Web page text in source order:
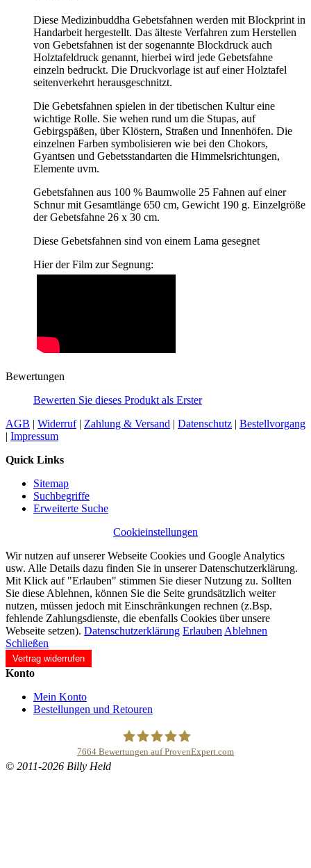
Diese Medizinbuddha Gebetsfahnen werden mit Blockprint in
Handarbeit hergestellt. Das älteste Verfahren zum Herstellen
von Gebetsfahnen ist der sogenannte Blockdruck auch
Holztafeldruck genannt, hierbei wird jede Gebetsfahne
einzeln bedruckt. Die Druckvorlage ist auf einer Holztafel
seitenverkehrt herausgeschnitzt.
Die Gebetsfahnen spielen in der tibetischen Kultur eine
wichtige Rolle. Sie wehen rund um die Stupas, auf
Gebirgspäßen, über Klöstern, Straßen und Innenhöfen. Die
einzelnen Farben symbolisieren wie bei den Chokors,
Gyantsen und Gebetsstandarten die Himmelsrichtungen,
Elemente uvm.
Gebetsfahnen aus 100 % Baumwolle 25 Fahnen auf einer
Schnur mit Gesamtlänge 650 cm, Gewicht 190 g. Einzelgröße
der Gebetsfahne 26 x 30 cm.
Diese Gebetsfahnen sind von einem Lama gesegnet
Hier der Film zur Segnung:
Bewertungen
Bewerten Sie dieses Produkt als Erster
AGB | Widerruf| Zahlung & Versand | Datenschutz | Bestellvorgang
| Impressum
Quick Links
Sitemap
Suchbegriffe
Erweiterte Suche
Cookieinstellungen
Wir nutzen auf unserer Webseite Cookies und Google Analytics
usw. Alle Details dazu finden Sie in unserer Datenschutzerklärung.
Mit Klick auf "Erlauben" stimmen Sie dieser Nutzung zu. Sollten
Sie diese Ablehnen, können Sie die Seite grundsätzlich weiter
nutzen, müssen jedoch mit Einschränkungen rechnen (z.Bsp.
fehlende Zahlungsdienste, die ebenfalls Cookies über unsere
Webseite setzen). Datenschutzerklärung Erlauben Ablehnen
Schließen
Vertrag widerrufen
Konto
Mein Konto
Bestellungen und Retouren
7664 Bewertungen auf ProvenExpert.com
© 2011-2026 Billy Held